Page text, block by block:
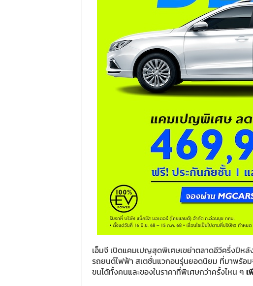
เอ็มจี เปิดแคมเปญสุดพิเศษเขย่าตลาดอีวีครึ่งปีหลั
รถยนต์ไฟฟ้า สเตชั่นแวกอนรุ่นยอดนิยม ที่มาพร้อม
ขนได้ทั้งคนและของในราคาที่พิเศษกว่าครั้งไหน ๆ เ